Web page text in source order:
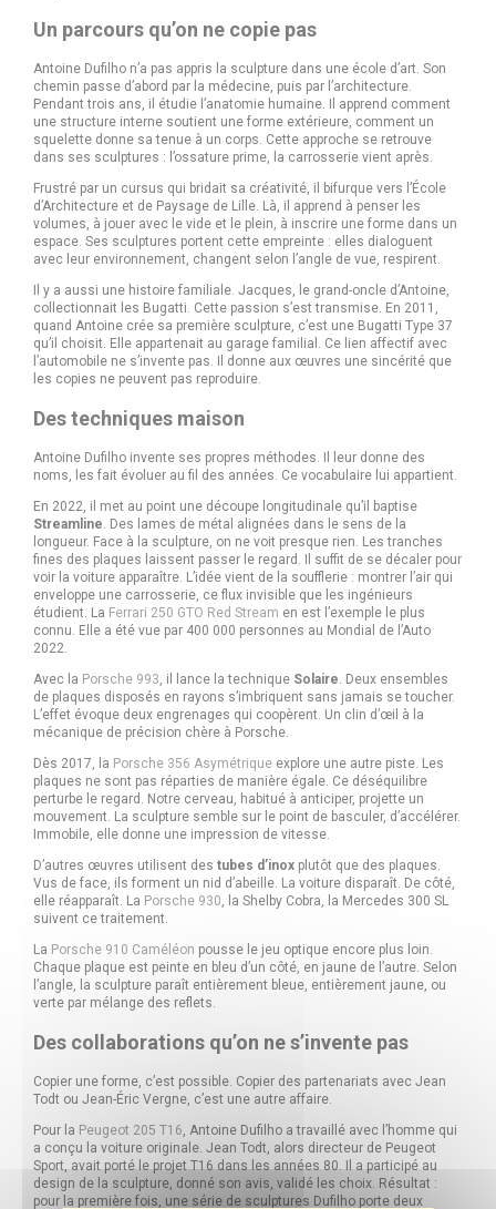
Un parcours qu’on ne copie pas
Antoine Dufilho n’a pas appris la sculpture dans une école d’art. Son
chemin passe d’abord par la médecine, puis par l’architecture.
Pendant trois ans, il étudie l’anatomie humaine. Il apprend comment
une structure interne soutient une forme extérieure, comment un
squelette donne sa tenue à un corps. Cette approche se retrouve
dans ses sculptures : l’ossature prime, la carrosserie vient après.
Frustré par un cursus qui bridait sa créativité, il bifurque vers l’École
d’Architecture et de Paysage de Lille. Là, il apprend à penser les
volumes, à jouer avec le vide et le plein, à inscrire une forme dans un
espace. Ses sculptures portent cette empreinte : elles dialoguent
avec leur environnement, changent selon l’angle de vue, respirent.
Il y a aussi une histoire familiale. Jacques, le grand-oncle d’Antoine,
collectionnait les Bugatti. Cette passion s’est transmise. En 2011,
quand Antoine crée sa première sculpture, c’est une Bugatti Type 37
qu’il choisit. Elle appartenait au garage familial. Ce lien affectif avec
l’automobile ne s’invente pas. Il donne aux œuvres une sincérité que
les copies ne peuvent pas reproduire.
Des techniques maison
Antoine Dufilho invente ses propres méthodes. Il leur donne des
noms, les fait évoluer au fil des années. Ce vocabulaire lui appartient.
En 2022, il met au point une découpe longitudinale qu’il baptise
Streamline. Des lames de métal alignées dans le sens de la
longueur. Face à la sculpture, on ne voit presque rien. Les tranches
fines des plaques laissent passer le regard. Il suffit de se décaler pour
voir la voiture apparaître. L’idée vient de la soufflerie : montrer l’air qui
enveloppe une carrosserie, ce flux invisible que les ingénieurs
étudient. La Ferrari 250 GTO Red Stream en est l’exemple le plus
connu. Elle a été vue par 400 000 personnes au Mondial de l’Auto
2022.
Avec la Porsche 993, il lance la technique Solaire. Deux ensembles
de plaques disposés en rayons s’imbriquent sans jamais se toucher.
L’effet évoque deux engrenages qui coopèrent. Un clin d’œil à la
mécanique de précision chère à Porsche.
Dès 2017, la Porsche 356 Asymétriqueexplore une autre piste. Les
plaques ne sont pas réparties de manière égale. Ce déséquilibre
perturbe le regard. Notre cerveau, habitué à anticiper, projette un
mouvement. La sculpture semble sur le point de basculer, d’accélérer.
Immobile, elle donne une impression de vitesse.
D’autres œuvres utilisent des tubes d’inoxplutôt que des plaques.
Vus de face, ils forment un nid d’abeille. La voiture disparaît. De côté,
elle réapparaît. La Porsche 930, la Shelby Cobra, la Mercedes 300 SL
suivent ce traitement.
La Porsche 910 Caméléon pousse le jeu optique encore plus loin.
Chaque plaque est peinte en bleu d’un côté, en jaune de l’autre. Selon
l’angle, la sculpture paraît entièrement bleue, entièrement jaune, ou
verte par mélange des reflets.
Des collaborations qu’on ne s’invente pas
Copier une forme, c’est possible. Copier des partenariats avec Jean
Todt ou Jean-Éric Vergne, c’est une autre affaire.
Pour la Peugeot 205 T16, Antoine Dufilho a travaillé avec l’homme qui
a conçu la voiture originale. Jean Todt, alors directeur de Peugeot
Sport, avait porté le projet T16 dans les années 80. Il a participé au
design de la sculpture, donné son avis, validé les choix. Résultat :
pour la première fois, une série de sculptures Dufilho porte deux